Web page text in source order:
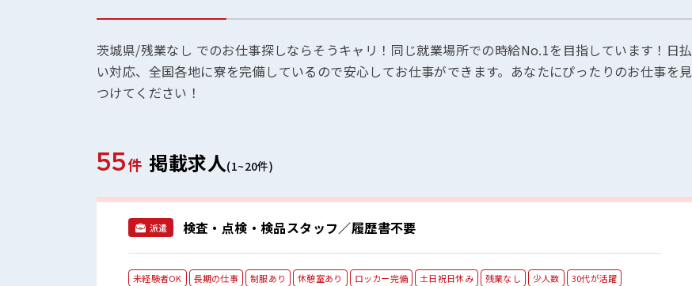
お気に入りリスト
お問い合わせ
茨城県/残業なし でのお仕事探しならそうキャリ！同じ就業場所での時給No.1を目指しています！日払
い対応、全国各地に寮を完備しているので安心してお仕事ができます。あなたにぴったりのお仕事を見
つけてください！
55件 掲載求人(1~20件)
派遣 検査・点検・検品スタッフ／履歴書不要
未経験者OK 長期の仕事 制服あり 休憩室あり ロッカー完備 土日祝日休み 残業なし 少人数 30代が活躍